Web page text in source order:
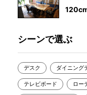
シーンで選ぶ
デスク ダイニング
テレビボード ロー